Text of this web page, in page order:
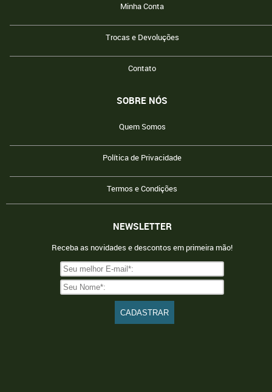
Minha Conta
Trocas e Devoluções
Contato
SOBRE NÓS
Quem Somos
Política de Privacidade
Termos e Condições
NEWSLETTER
Receba as novidades e descontos em primeira mão!